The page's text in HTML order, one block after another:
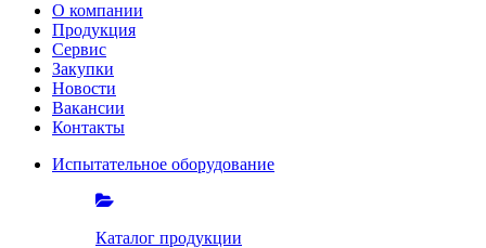
О компании
Продукция
Сервис
Закупки
Новости
Вакансии
Контакты
Испытательное оборудование
Каталог продукции